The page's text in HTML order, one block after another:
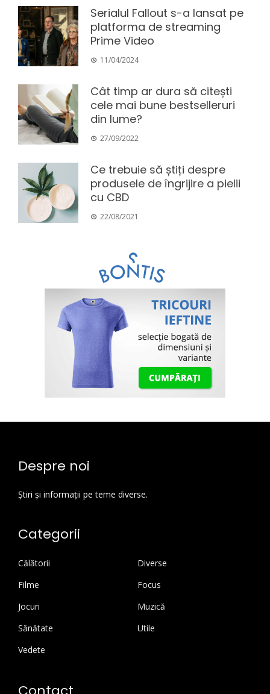
Serialul Fallout s-a lansat pe
platforma de streaming
Prime Video
11/04/2024
Cât timp ar dura să citești
cele mai bune bestselleruri
din lume?
27/09/2022
Ce trebuie să știți despre
produsele de îngrijire a pielii
cu CBD
22/08/2021
Despre noi
Știri și informații pe teme diverse.
Categorii
Călătorii
Diverse
Filme
Focus
Jocuri
Muzică
Sănătate
Utile
Vedete